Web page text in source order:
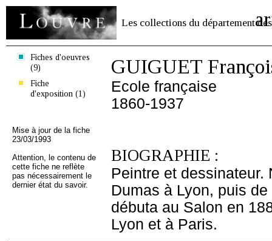
Les collections du département des
Fiches d'oeuvres
(9)
Fiche
d'exposition (1)
Mise à jour de la fiche
23/03/1993
Attention, le contenu de
cette fiche ne reflète
pas nécessairement le
dernier état du savoir.
GUIGUET
Ecole française
1860-1937
BIOGRAPHIE :
Peintre et dessinateur.
Dumas à Lyon, puis
débuta au Salon en
Lyon et à Paris.